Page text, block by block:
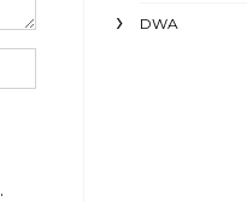
.
DWA